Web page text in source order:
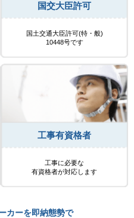
国交大臣許可
国土交通大臣許可(特・般)
10448号です
工事有資格者
工事に必要な
有資格者が対応します
カーを即納態勢で